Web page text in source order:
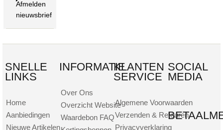
Afmelden
nieuwsbrief
SNELLE
LINKS
Home
Aanbiedingen
Nieuwe Artikelen
INFORMATIE
Over Ons
Overzicht Website
Waardebon FAQ
KLANTEN
SERVICE
Algemene Voorwaarden
Verzenden & Retouren
Privacyverklaring
SOCIAL
MEDIA